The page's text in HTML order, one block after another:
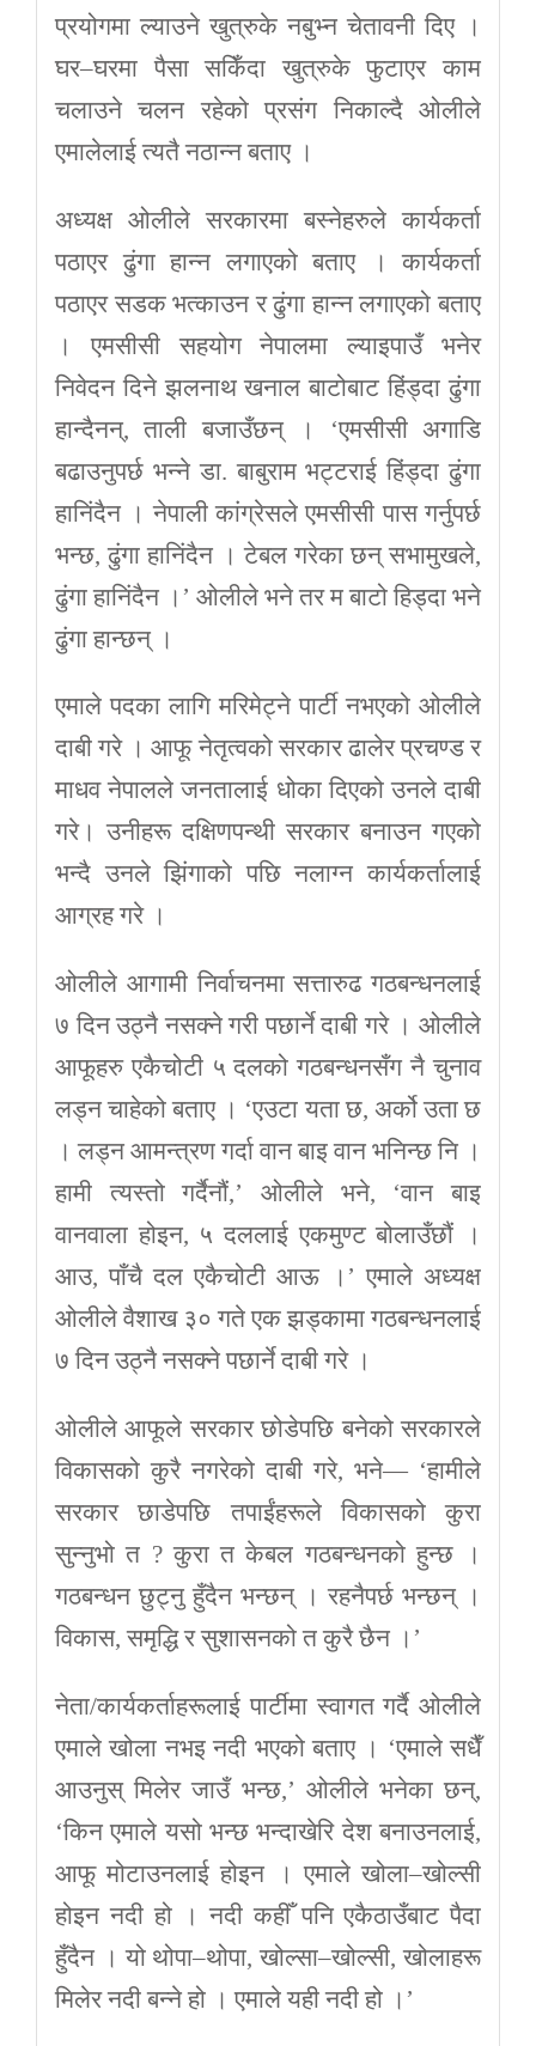
प्रयोगमा ल्याउने खुत्रुके नबुभ्न चेतावनी दिए ।
घर–घरमा पैसा सकिँदा खुत्रुके फुटाएर काम
चलाउने चलन रहेको प्रसंग निकाल्दै ओलीले
एमालेलाई त्यतै नठान्न बताए ।
अध्यक्ष ओलीले सरकारमा बस्नेहरुले कार्यकर्ता
पठाएर ढुंगा हान्न लगाएको बताए । कार्यकर्ता
पठाएर सडक भत्काउन र ढुंगा हान्न लगाएको बताए
। एमसीसी सहयोग नेपालमा ल्याइपाउँ भनेर
निवेदन दिने झलनाथ खनाल बाटोबाट हिंड्दा ढुंगा
हान्दैनन्, ताली बजाउँछन् । ‘एमसीसी अगाडि
बढाउनुपर्छ भन्ने डा. बाबुराम भट्टराई हिंड्दा ढुंगा
हानिंदैन । नेपाली कांग्रेसले एमसीसी पास गर्नुपर्छ
भन्छ, ढुंगा हानिंदैन । टेबल गरेका छन् सभामुखले,
ढुंगा हानिंदैन ।’ ओलीले भने तर म बाटो हिड्दा भने
ढुंगा हान्छन् ।
एमाले पदका लागि मरिमेट्ने पार्टी नभएको ओलीले
दाबी गरे । आफू नेतृत्वको सरकार ढालेर प्रचण्ड र
माधव नेपालले जनतालाई धोका दिएको उनले दाबी
गरे। उनीहरू दक्षिणपन्थी सरकार बनाउन गएको
भन्दै उनले झिंगाको पछि नलाग्न कार्यकर्तालाई
आग्रह गरे ।
ओलीले आगामी निर्वाचनमा सत्तारुढ गठबन्धनलाई
७ दिन उठ्नै नसक्ने गरी पछार्ने दाबी गरे । ओलीले
आफूहरु एकैचोटी ५ दलको गठबन्धनसँग नै चुनाव
लड्न चाहेको बताए । ‘एउटा यता छ, अर्को उता छ
। लड्न आमन्त्रण गर्दा वान बाइ वान भनिन्छ नि ।
हामी त्यस्तो गर्दैनौं,’ ओलीले भने, ‘वान बाइ
वानवाला होइन, ५ दललाई एकमुण्ट बोलाउँछौं ।
आउ, पाँचै दल एकैचोटी आऊ ।’ एमाले अध्यक्ष
ओलीले वैशाख ३० गते एक झड्कामा गठबन्धनलाई
७ दिन उठ्नै नसक्ने पछार्ने दाबी गरे ।
ओलीले आफूले सरकार छोडेपछि बनेको सरकारले
विकासको कुरै नगरेको दाबी गरे, भने— ‘हामीले
सरकार छाडेपछि तपाईंहरूले विकासको कुरा
सुन्नुभो त ? कुरा त केबल गठबन्धनको हुन्छ ।
गठबन्धन छुट्नु हुँदैन भन्छन् । रहनैपर्छ भन्छन् ।
विकास, समृद्धि र सुशासनको त कुरै छैन ।’
नेता/कार्यकर्ताहरूलाई पार्टीमा स्वागत गर्दै ओलीले
एमाले खोला नभइ नदी भएको बताए । ‘एमाले सधैँ
आउनुस् मिलेर जाउँ भन्छ,’ ओलीले भनेका छन्,
‘किन एमाले यसो भन्छ भन्दाखेरि देश बनाउनलाई,
आफू मोटाउनलाई होइन । एमाले खोला–खोल्सी
होइन नदी हो । नदी कहीँ पनि एकैठाउँबाट पैदा
हुँदैन । यो थोपा–थोपा, खोल्सा–खोल्सी, खोलाहरू
मिलेर नदी बन्ने हो । एमाले यही नदी हो ।’